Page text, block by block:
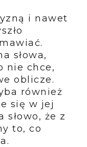
i nawet
słowa,
nie chce,
oblicze.
również
się w jej
słowo, że z
to, co